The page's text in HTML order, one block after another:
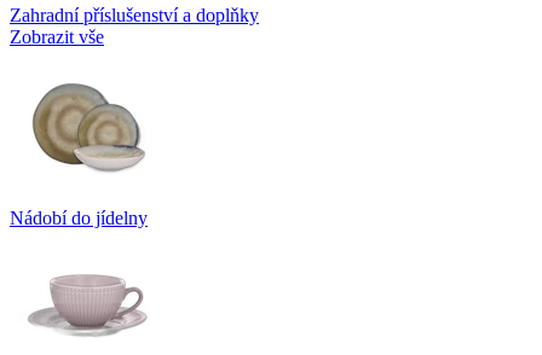
Zahradní příslušenství a doplňky
Zobrazit vše
Nádobí do jídelny